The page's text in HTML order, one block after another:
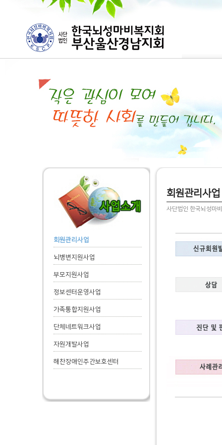
회원관리사업
뇌병변지원사업
부모지원사업
정보센터운영사업
가족통합지원사업
단체네트워크사업
자원개발사업
해찬장애인주간보호센터
회원관리사업
사단법인 한국뇌성마